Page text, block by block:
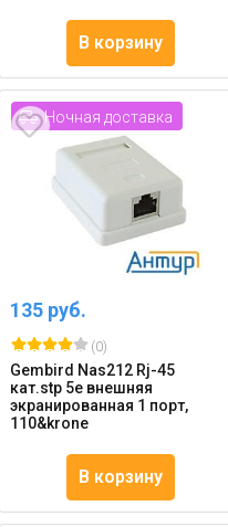
В корзину
Ночная доставка
135 руб.
(0)
Gembird Nas212 Rj-45
кат.stp 5e внешняя
экранированная 1 порт,
110&krone
В корзину